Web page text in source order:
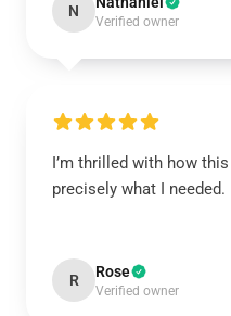
N
Verified owner
I’m thrilled with how
precisely what I needed.
R Rose
Verified owner